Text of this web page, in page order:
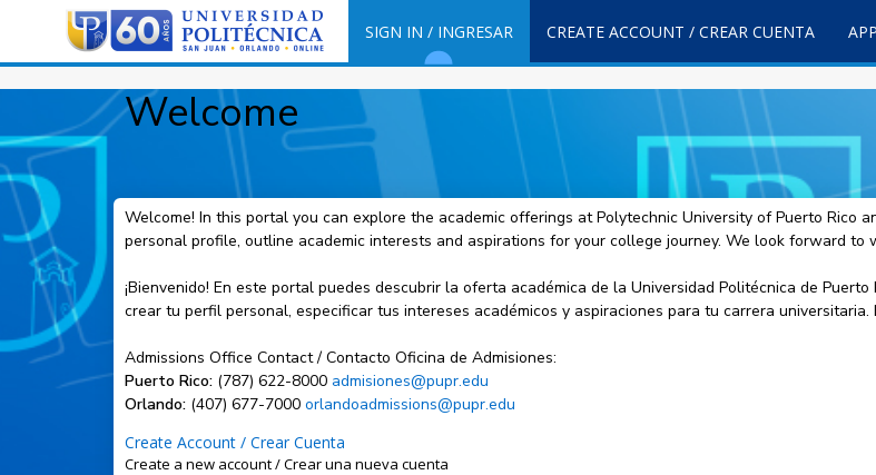
SIGN IN / INGRESAR CREATE ACCOUNT / CREAR CUENTA
Welcome
Welcome! In this portal you can explore the academic offerings at Polytechnic University of Puerto Rico
personal profile, outline academic interests and aspirations for your college journey. We look forward to
¡Bienvenido! En este portal puedes descubrir la oferta académica de la Universidad Politécnica de
crear tu perfil personal, especificar tus intereses académicos y aspiraciones para tu carrera
Admissions Office Contact / Contacto Oficina de Admisiones:
Puerto Rico:(787) 622-8000 admisiones@pupr.edu
Orlando:(407) 677-7000 orlandoadmissions@pupr.edu
Create Account / Crear Cuenta
Create a new account / Crear una nueva cuenta